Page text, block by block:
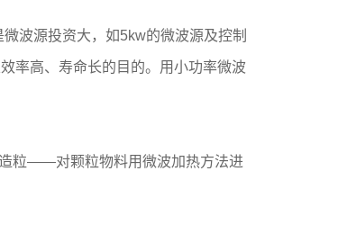
波源投资大，如5kw的微波源及控制
率高、寿命长的目的。用小功率微波
粒——对颗粒物料用微波加热方法进